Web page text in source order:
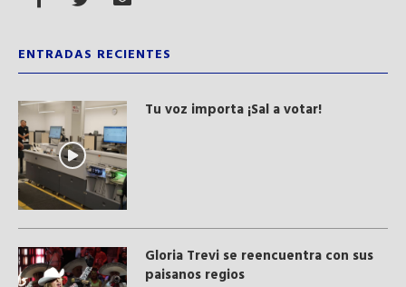
ENTRADAS RECIENTES
Tu voz importa ¡Sal a votar!
Gloria Trevi se reencuentra con sus
paisanos regios